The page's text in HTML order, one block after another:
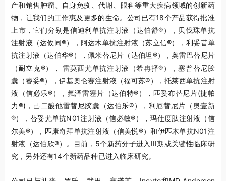
产和销售肿瘤、自身免疫、代谢、眼科等重大疾病领域的创新药
物，让我们的工作惠及更多的生命。公司已有18个产品获得批准
上市，它们分别是信迪利单抗注射液（达伯舒®），贝伐珠单抗
注射液（达攸同®），阿达木单抗注射液（苏立信®），利妥昔单
抗注射液（达伯华®），佩米替尼片（达伯坦®），奥雷巴替尼片
（耐立克®）， 雷莫西尤单抗注射液（希冉择®），塞普替尼胶
囊（睿妥®），伊基奥仑赛注射液（福可苏®），托莱西单抗注射
液（信必乐®），氟泽雷塞片（达伯特®），匹妥布替尼片(捷帕
力®)，己二酸他雷替尼胶囊（达伯乐®），利厄替尼片（奥壹新
®），替妥尤单抗N01注射液（信必敏®），玛仕度肽注射液（信
尔美®），匹康奇拜单抗注射液（信美悦®）和伊匹木单抗N01注
射液（达伯欣®）。目前，5个新药分子进入III期或关键性临床研
究，另外还有14个新药品种已进入临床研究。